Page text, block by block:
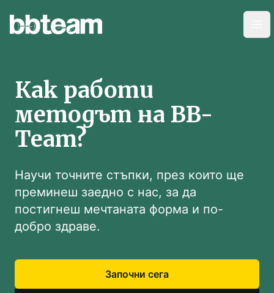
Как работи
методът на BB-
Team?
Научи точните стъпки, през които ще
преминеш заедно с нас, за да
постигнеш мечтаната форма и по-
добро здраве.
Започни сега